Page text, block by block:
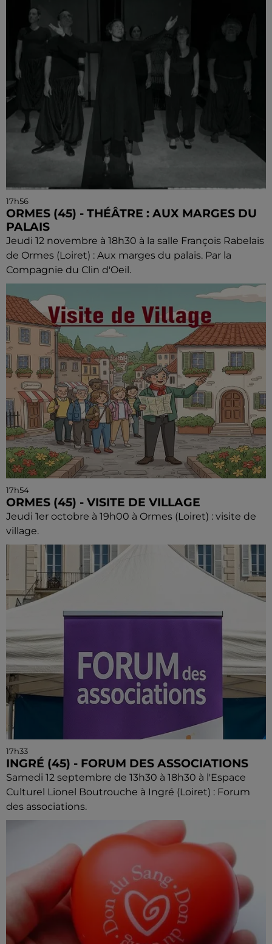
17h56
ORMES (45) - THÉÂTRE : AUX MARGES DU
PALAIS
Jeudi 12 novembre à 18h30 à la salle François Rabelais
de Ormes (Loiret) : Aux marges du palais. Par la
Compagnie du Clin d'Oeil.
17h54
ORMES (45) - VISITE DE VILLAGE
Jeudi 1er octobre à 19h00 à Ormes (Loiret) : visite de
village.
17h33
INGRÉ (45) - FORUM DES ASSOCIATIONS
Samedi 12 septembre de 13h30 à 18h30 à l'Espace
Culturel Lionel Boutrouche à Ingré (Loiret) : Forum
des associations.